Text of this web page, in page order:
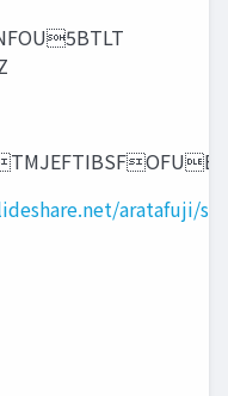
aratafuji/ss-